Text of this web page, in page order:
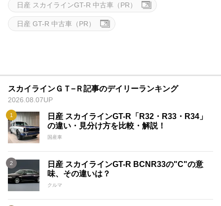
日産 スカイラインGT-R 中古車（PR）
日産 GT-R 中古車（PR）
スカイラインＧＴ−Ｒ記事のデイリーランキング
2026.08.07UP
日産 スカイラインGT-R「R32・R33・R34」
の違い・見分け方を比較・解説！
国産車
日産 スカイラインGT-R BCNR33の"C"の意
味、その違いは？
クルマ